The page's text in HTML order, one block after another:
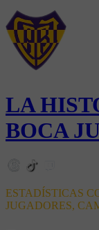
LA
BOCA
ESTADÍSTICAS
JUGADORES,